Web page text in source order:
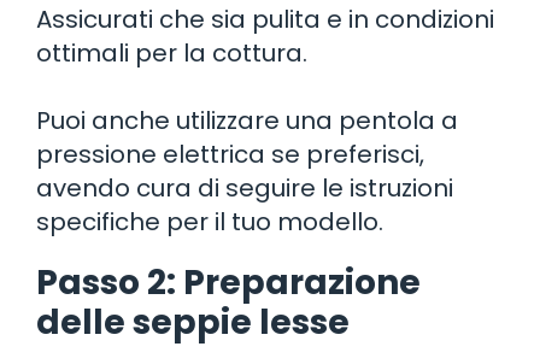
Assicurati che sia pulita e in condizioni
ottimali per la cottura.
Puoi anche utilizzare una pentola a
pressione elettrica se preferisci,
avendo cura di seguire le istruzioni
specifiche per il tuo modello.
Passo 2: Preparazione
delle seppie lesse